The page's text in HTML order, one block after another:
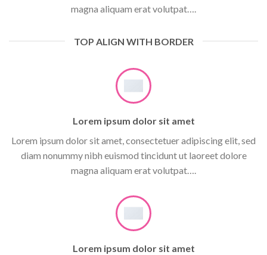
magna aliquam erat volutpat….
TOP ALIGN WITH BORDER
Lorem ipsum dolor sit amet
Lorem ipsum dolor sit amet, consectetuer adipiscing elit, sed
diam nonummy nibh euismod tincidunt ut laoreet dolore
magna aliquam erat volutpat….
Lorem ipsum dolor sit amet